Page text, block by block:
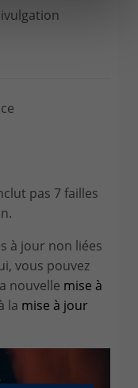
pas 7 failles
à jour non liées
vous pouvez
nouvelle mise à
la mise à jour